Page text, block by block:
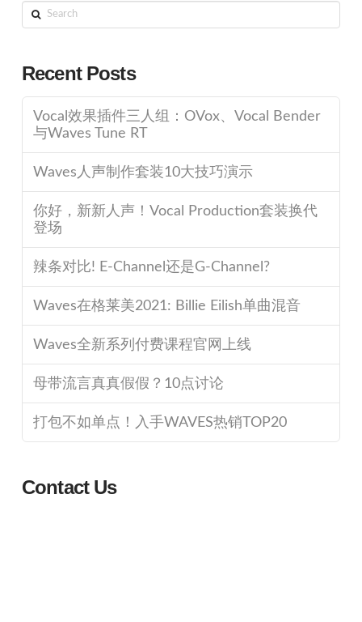
Search
Recent Posts
Vocal效果插件三人组：OVox、Vocal Bender
与Waves Tune RT
Waves人声制作套装10大技巧演示
你好，新新人声！Vocal Production套装换代
登场
辣条对比! E-Channel还是G-Channel?
Waves在格莱美2021: Billie Eilish单曲混音
Waves全新系列付费课程官网上线
母带流言真真假假？10点讨论
打包不如单点！入手WAVES热销TOP20
Contact Us